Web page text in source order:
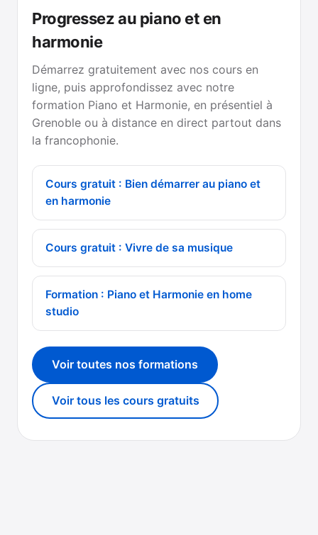
Progressez au piano et en
harmonie
Démarrez gratuitement avec nos cours en
ligne, puis approfondissez avec notre
formation Piano et Harmonie, en présentiel à
Grenoble ou à distance en direct partout dans
la francophonie.
Cours gratuit : Bien démarrer au piano et
en harmonie
Cours gratuit : Vivre de sa musique
Formation : Piano et Harmonie en home
studio
Voir toutes nos formations
Voir tous les cours gratuits